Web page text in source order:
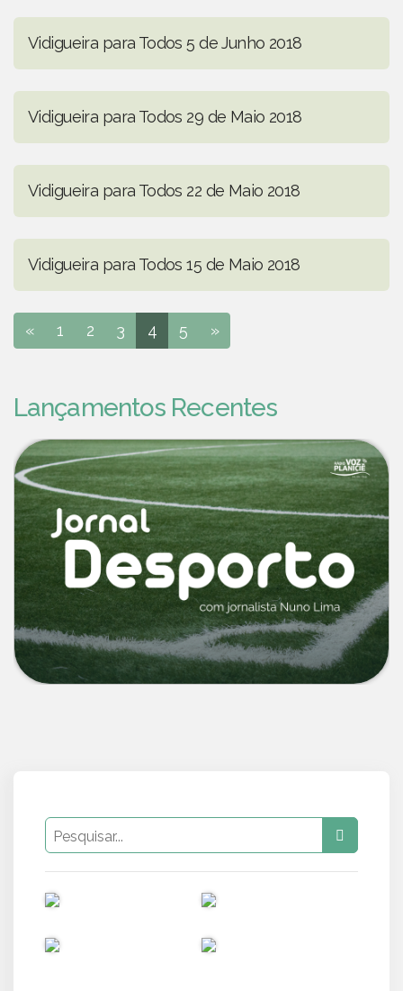
Vidigueira para Todos 5 de Junho 2018
Vidigueira para Todos 29 de Maio 2018
Vidigueira para Todos 22 de Maio 2018
Vidigueira para Todos 15 de Maio 2018
« 1 2 3 4 5 »
Lançamentos Recentes